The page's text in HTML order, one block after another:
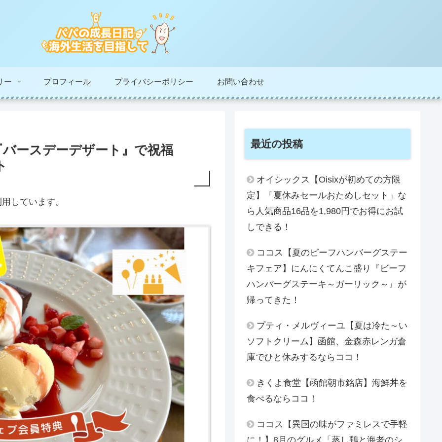
ー プロフィール プライバシーポリシー お問い合わせ
ースデーデザート』で祝福
しています。
最近の投稿
オイシックス【Oisixが初めての方限
定】「夏休みセールおためしセット」な
ら人気商品16品を1,980円でお得にお試
しできる！
ココス【夏のビーフハンバーグステー
キフェア】にんにくてんこ盛り『ビーフ
ハンバーグステーキ～ガーリック～』が
帰ってきた！
プティ・メルヴィーユ【夏は冷た～い
ソフトクリーム】函館、金森赤レンガ倉
庫でひと休みするならココ！
きくよ食堂【函館朝市銘店】海鮮丼を
食べるならココ！
ココス【異国の味がファミレスで手軽
に！】8月のグルメ「蒸し鶏と海老のシ